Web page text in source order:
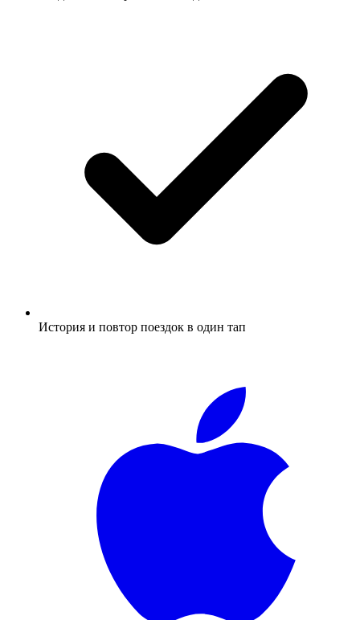
История и повтор поездок в один тап